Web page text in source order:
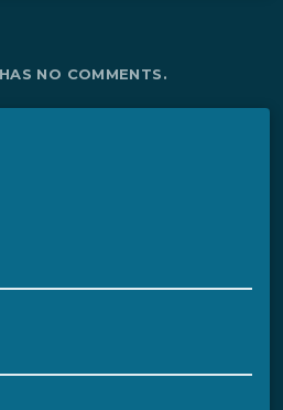
NO COMMENTS.